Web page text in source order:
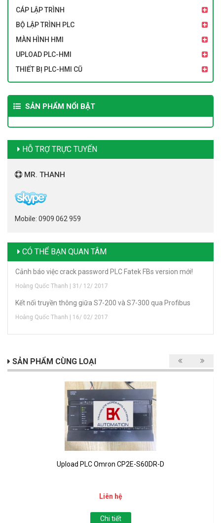
CÁP LẬP TRÌNH
BỘ LẬP TRÌNH PLC
MÀN HÌNH HMI
UPLOAD PLC-HMI
THIẾT BỊ PLC-HMI CŨ
SẢN PHẨM NỔI BẬT
HỖ TRỢ TRỰC TUYẾN
MR. THANH
Mobile: 0909 062 959
CÓ THỂ BẠN QUAN TÂM
Cảnh báo việc crack password PLC Fatek FBs version mới!
Hoàng Quốc Thanh | 31/ 12/ 2017
Kết nối truyền thông giữa S7-200 và S7-300 qua Profibus
Hoàng Quốc Thanh | 16/ 02/ 2017
SẢN PHẨM CÙNG LOẠI
Upload PLC Omron CP2E-S60DR-D
Liên hệ
Chi tiết